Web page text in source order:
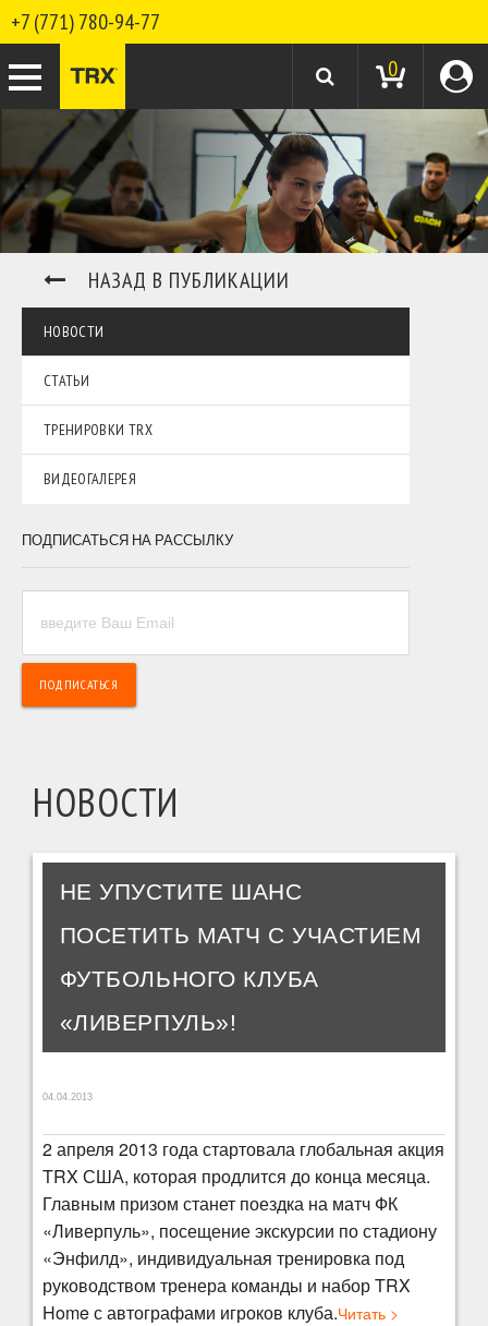
+7 (771) 780-94-77
0
НАЗАД В ПУБЛИКАЦИИ
НОВОСТИ
СТАТЬИ
ТРЕНИРОВКИ TRX
ВИДЕОГАЛЕРЕЯ
ПОДПИСАТЬСЯ НА РАССЫЛКУ
НОВОСТИ
НЕ УПУСТИТЕ ШАНС
ПОСЕТИТЬ МАТЧ С УЧАСТИЕМ
ФУТБОЛЬНОГО КЛУБА
«ЛИВЕРПУЛЬ»!
04.04.2013
2 апреля 2013 года стартовала глобальная акция
TRX США, которая продлится до конца месяца.
Главным призом станет поездка на матч ФК
«Ливерпуль», посещение экскурсии по стадиону
«Энфилд», индивидуальная тренировка под
руководством тренера команды и набор TRX
Home с автографами игроков клуба.Читать >